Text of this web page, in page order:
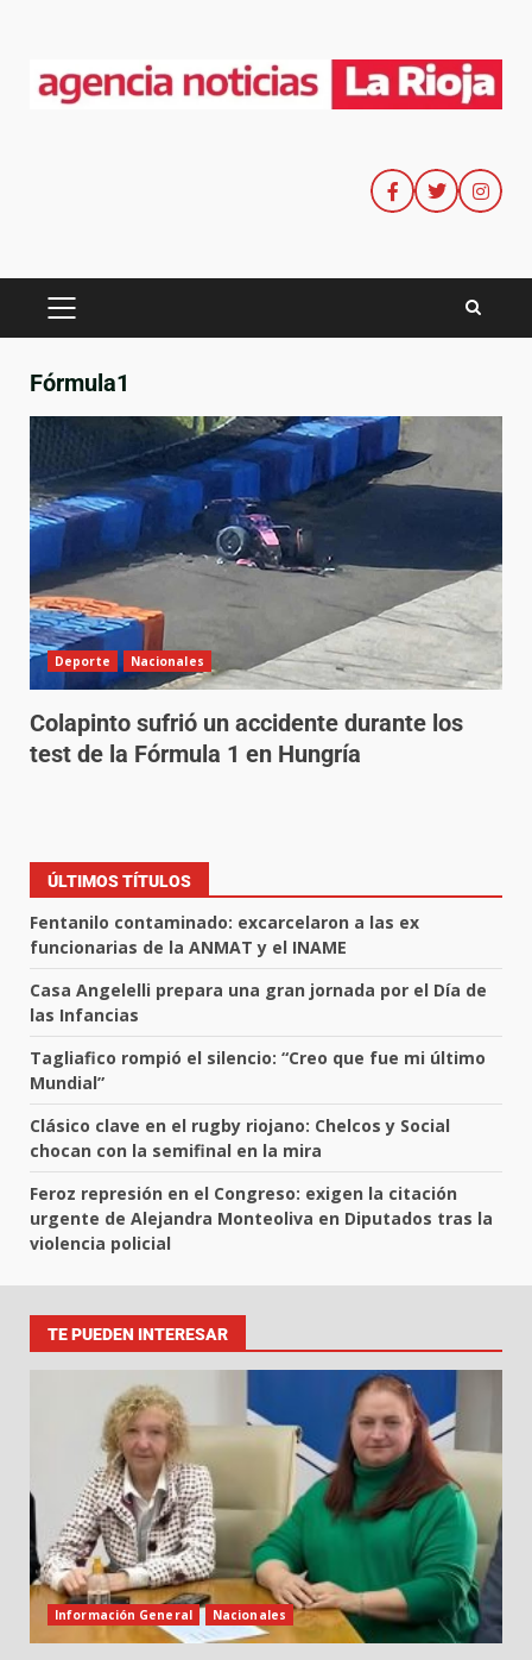
Fórmula1
Deporte Nacionales
Colapinto sufrió un accidente durante los
test de la Fórmula 1 en Hungría
ÚLTIMOS TÍTULOS
Fentanilo contaminado: excarcelaron a las ex
funcionarias de la ANMAT y el INAME
Casa Angelelli prepara una gran jornada por el Día de
las Infancias
Tagliafico rompió el silencio: “Creo que fue mi último
Mundial”
Clásico clave en el rugby riojano: Chelcos y Social
chocan con la semifinal en la mira
Feroz represión en el Congreso: exigen la citación
urgente de Alejandra Monteoliva en Diputados tras la
violencia policial
TE PUEDEN INTERESAR
Información General Nacionales